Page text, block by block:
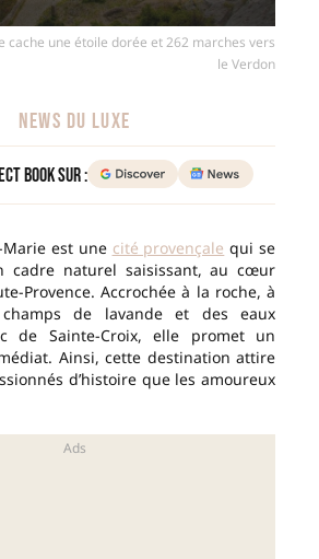
cache une étoile dorée et 262 marches vers
le Verdon
NEWS DU LUXE
Book sur :
Marie est une cité provençale qui se
cadre naturel saisissant, au cœur
Provence. Accrochée à la roche, à
de lavande et des eaux
de Sainte-Croix, elle promet un
Ainsi, cette destination attire
d’histoire que les amoureux